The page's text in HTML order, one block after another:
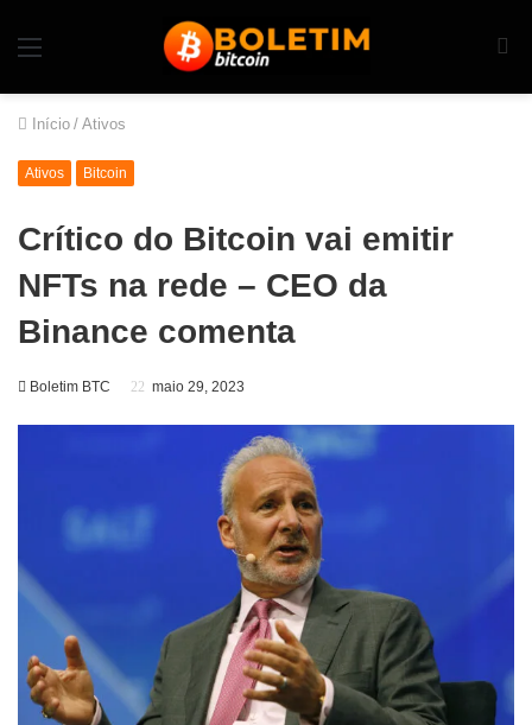
Início / Ativos
Ativos Bitcoin
Crítico do Bitcoin vai emitir
NFTs na rede – CEO da
Binance comenta
Boletim BTC maio 29, 2023